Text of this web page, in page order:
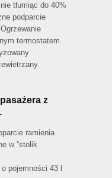
tłumiąc do 40%
podparcie
termostatem.
z
ramienia
w “stolik
pojemności 43 l